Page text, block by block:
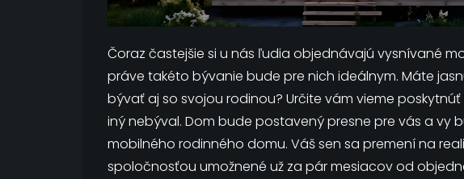
Čoraz častejšie si u nás ľudia objednávajú vysnívané
práve takéto bývanie bude pre nich ideálnym. Máte
bývať aj so svojou rodinou? Určite vám vieme
iný nebýval. Dom bude postavený presne pre vás a vy
mobilného rodinného domu. Váš sen sa premení na
spoločnosťou umožnené už za pár mesiacov od